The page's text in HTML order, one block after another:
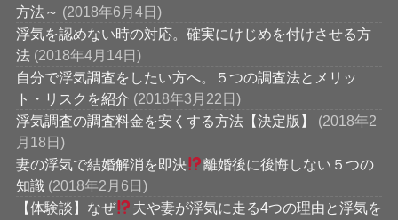
方法～ (2018年6月4日)
浮気を認めない時の対応。確実にけじめを付けさせる方
法 (2018年4月14日)
自分で浮気調査をしたい方へ。５つの調査法とメリッ
ト・リスクを紹介 (2018年3月22日)
浮気調査の調査料金を安くする方法【決定版】
(2018年2
月18日)
妻の浮気で結婚解消を即決
離婚後に後悔しない５つの
知識 (2018年2月6日)
【体験談】なぜ
夫や妻が浮気に走る4つの理由と浮気を